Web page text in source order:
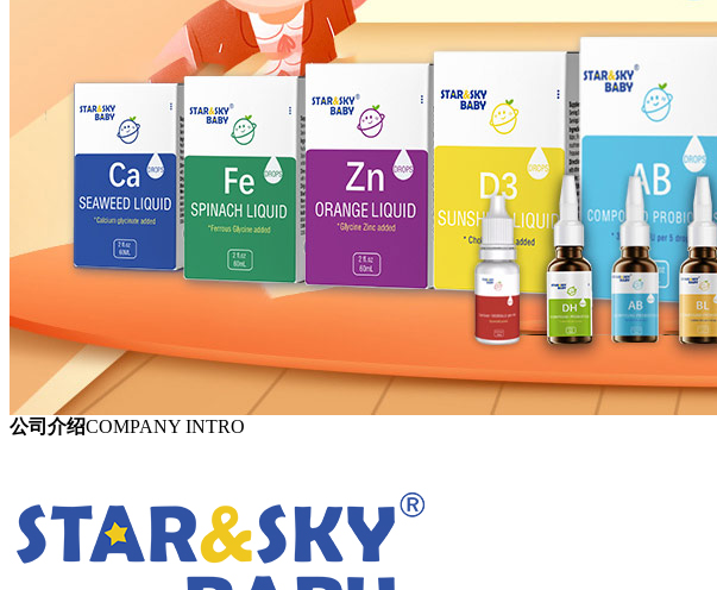
公司介绍COMPANY INTRO